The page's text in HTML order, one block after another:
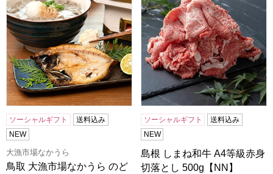
ソーシャルギフト
送料込み
NEW
大漁市場なかうら
鳥取 大漁市場なかうら のど
ソーシャルギフト
送料込み
NEW
島根 しまね和牛 A4等級赤身
切落とし 500g【NN】